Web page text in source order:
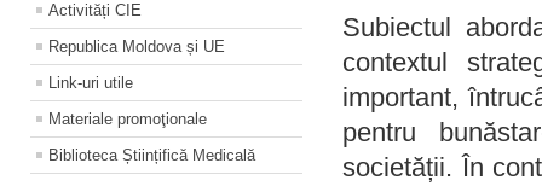
Activități CIE
Republica Moldova și UE
Link-uri utile
Materiale promoţionale
Biblioteca Științifică Medicală
Subiectul
contextul
important,
pentru
societății. În